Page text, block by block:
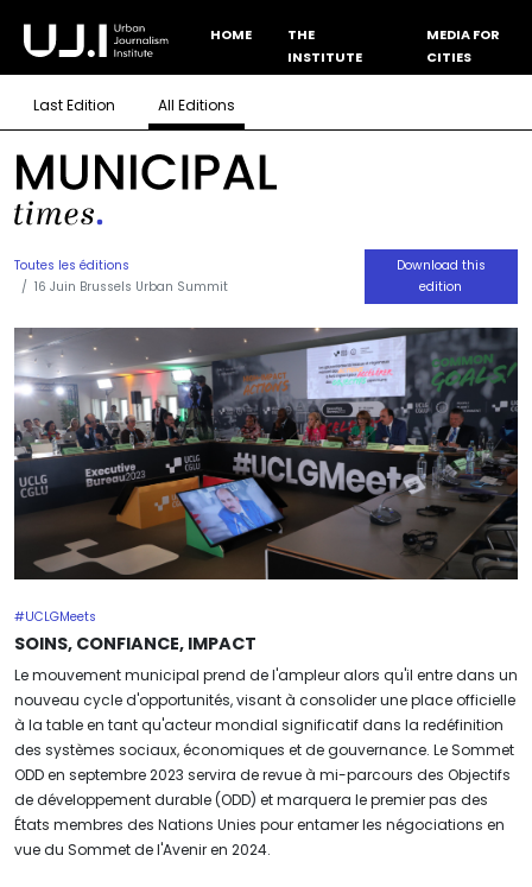
HOME
THE
INSTITUTE
MEDIA FOR
CITIES
Last Edition All Editions
Toutes les éditions
16 Juin Brussels Urban Summit
Download this
edition
#UCLGMeets
SOINS, CONFIANCE, IMPACT
Le mouvement municipal prend de l'ampleur alors qu'il entre dans un
nouveau cycle d'opportunités, visant à consolider une place officielle
à la table en tant qu'acteur mondial significatif dans la redéfinition
des systèmes sociaux, économiques et de gouvernance. Le Sommet
ODD en septembre 2023 servira de revue à mi-parcours des Objectifs
de développement durable (ODD) et marquera le premier pas des
États membres des Nations Unies pour entamer les négociations en
vue du Sommet de l'Avenir en 2024.